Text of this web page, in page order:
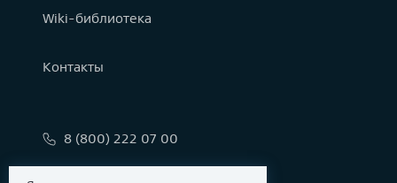
Wiki-библиотека
Контакты
8 (800) 222 07 00